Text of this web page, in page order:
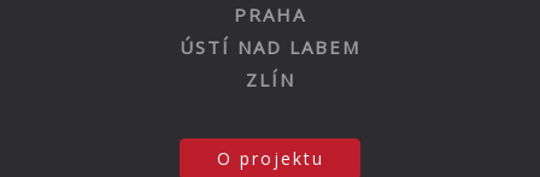
PRAHA
ÚSTÍ NAD LABEM
ZLÍN
O projektu